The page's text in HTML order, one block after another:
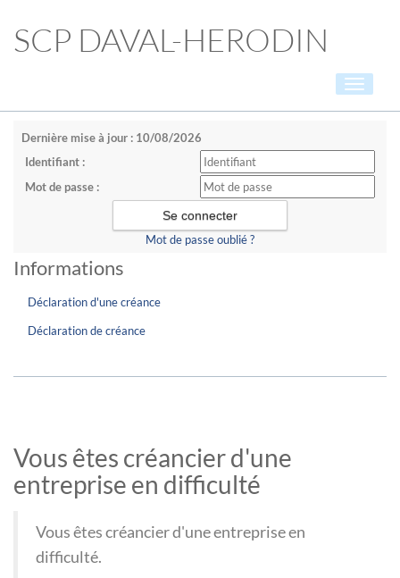
SCP DAVAL-HERODIN
Toggle
Dernière mise à jour : 10/08/2026
Identifiant :
Mot de passe :
Mot de passe oublié ?
Informations
Déclaration d'une créance
Déclaration de créance
Vous êtes créancier d'une
entreprise en difficulté
Vous êtes créancier d'une entreprise en
difficulté.